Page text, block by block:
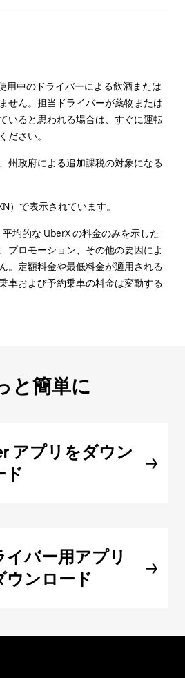
用中のドライバーによる飲酒または
せん。担当ドライバーが薬物または
いると思われる場合は、すぐに運転
ださい。
州政府による追加課税の対象になる
）で表示されています。
均的な UberX の料金のみを示した
プロモーション、その他の要因によ
。定額料金や最低料金が適用される
車および予約乗車の料金は変動する
と簡単に
アプリをダウン
ド
イバー用アプリ
ウンロード